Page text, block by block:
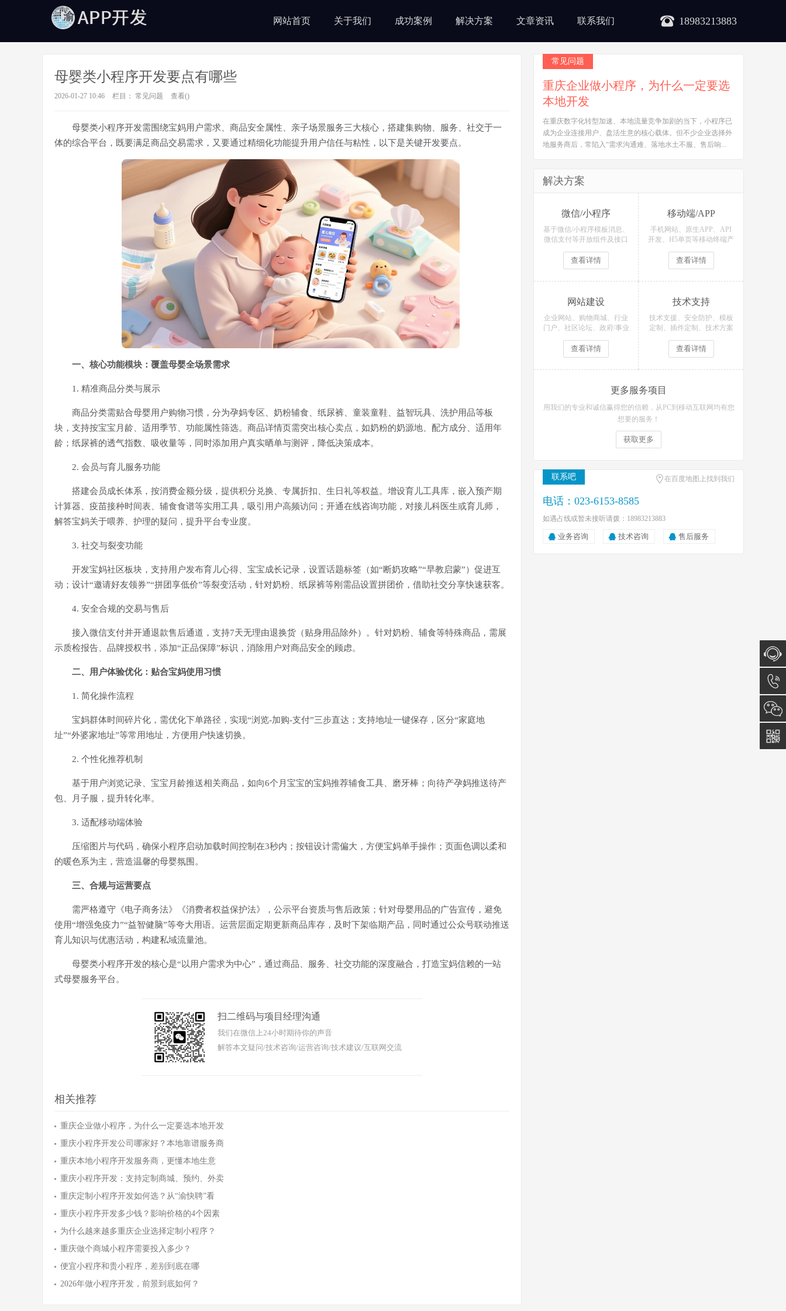
18983213883
网站首页 关于我们 成功案例 解决方案 文章资讯 联系我们
母婴类小程序开发要点有哪些
2026-01-27 10:46 栏目： 常见问题 查看()
母婴类小程序开发需围绕宝妈用户需求、商品安全属性、亲子场景服务三大核心，搭建集购物、服务、社交于一
体的综合平台，既要满足商品交易需求，又要通过精细化功能提升用户信任与粘性，以下是关键开发要点。
一、核心功能模块：覆盖母婴全场景需求
1. 精准商品分类与展示
商品分类需贴合母婴用户购物习惯，分为孕妈专区、奶粉辅食、纸尿裤、童装童鞋、益智玩具、洗护用品等板
块，支持按宝宝月龄、适用季节、功能属性筛选。商品详情页需突出核心卖点，如奶粉的奶源地、配方成分、适用年
龄；纸尿裤的透气指数、吸收量等，同时添加用户真实晒单与测评，降低决策成本。
2. 会员与育儿服务功能
搭建会员成长体系，按消费金额分级，提供积分兑换、专属折扣、生日礼等权益。增设育儿工具库，嵌入预产期
计算器、疫苗接种时间表、辅食食谱等实用工具，吸引用户高频访问；开通在线咨询功能，对接儿科医生或育儿师，
解答宝妈关于喂养、护理的疑问，提升平台专业度。
3. 社交与裂变功能
开发宝妈社区板块，支持用户发布育儿心得、宝宝成长记录，设置话题标签（如“断奶攻略”“早教启蒙”）促进互
动；设计“邀请好友领券”“拼团享低价”等裂变活动，针对奶粉、纸尿裤等刚需品设置拼团价，借助社交分享快速获客。
4. 安全合规的交易与售后
接入微信支付并开通退款售后通道，支持7天无理由退换货（贴身用品除外）。针对奶粉、辅食等特殊商品，需展
示质检报告、品牌授权书，添加“正品保障”标识，消除用户对商品安全的顾虑。
二、用户体验优化：贴合宝妈使用习惯
1. 简化操作流程
宝妈群体时间碎片化，需优化下单路径，实现“浏览-加购-支付”三步直达；支持地址一键保存，区分“家庭地
址”“外婆家地址”等常用地址，方便用户快速切换。
2. 个性化推荐机制
基于用户浏览记录、宝宝月龄推送相关商品，如向6个月宝宝的宝妈推荐辅食工具、磨牙棒；向待产孕妈推送待产
包、月子服，提升转化率。
3. 适配移动端体验
压缩图片与代码，确保小程序启动加载时间控制在3秒内；按钮设计需偏大，方便宝妈单手操作；页面色调以柔和
的暖色系为主，营造温馨的母婴氛围。
三、合规与运营要点
需严格遵守《电子商务法》《消费者权益保护法》，公示平台资质与售后政策；针对母婴用品的广告宣传，避免
使用“增强免疫力”“益智健脑”等夸大用语。运营层面定期更新商品库存，及时下架临期产品，同时通过公众号联动推送
育儿知识与优惠活动，构建私域流量池。
母婴类小程序开发的核心是“以用户需求为中心”，通过商品、服务、社交功能的深度融合，打造宝妈信赖的一站
式母婴服务平台。
扫二维码与项目经理沟通
我们在微信上24小时期待你的声音
解答本文疑问/技术咨询/运营咨询/技术建议/互联网交流
相关推荐
重庆企业做小程序，为什么一定要选本地开发
重庆小程序开发公司哪家好？本地靠谱服务商
重庆本地小程序开发服务商，更懂本地生意
重庆小程序开发：支持定制商城、预约、外卖
重庆定制小程序开发如何选？从“渝快聘”看
重庆小程序开发多少钱？影响价格的4个因素
为什么越来越多重庆企业选择定制小程序？
重庆做个商城小程序需要投入多少？
便宜小程序和贵小程序，差别到底在哪
2026年做小程序开发，前景到底如何？
常见问题
重庆企业做小程序，为什么一定要选
本地开发
在重庆数字化转型加速、本地流量竞争加剧的当下，小程序已
成为企业连接用户、盘活生意的核心载体。但不少企业选择外
地服务商后，常陷入“需求沟通难、落地水土不服、售后响...
解决方案
微信/小程序
基于微信/小程序模板消息、
微信支付等开放组件及接口
查看详情
移动端/APP
手机网站、原生APP、API
开发、H5单页等移动终端产
查看详情
网站建设
企业网站、购物商城、行业
门户、社区论坛、政府/事业
查看详情
技术支持
技术支援、安全防护、模板
定制、插件定制、技术方案
查看详情
更多服务项目
用我们的专业和诚信赢得您的信赖，从PC到移动互联网均有您
想要的服务！
获取更多
联系吧 在百度地图上找到我们
电话：023-6153-8585
如遇占线或暂未接听请拨：18983213883
业务咨询 技术咨询 售后服务
在线咨
询
023-
6153-